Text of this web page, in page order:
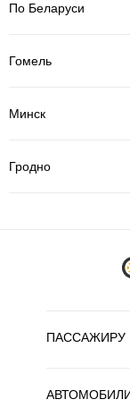
По Беларуси
Гомель
Минск
Гродно
ПАССАЖИРУ